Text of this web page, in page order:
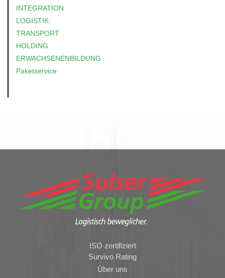
INTEGRATION
LOGISTIK
TRANSPORT
HOLDING
ERWACHSENENBILDUNG
Paketservice
ISO zertifiziert
Survivo Rating
Über uns